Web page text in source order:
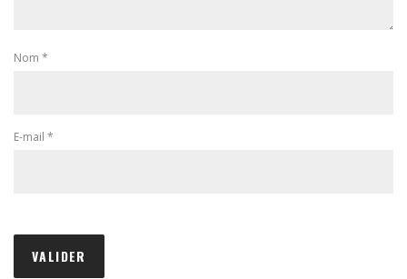
Nom *
E-mail *